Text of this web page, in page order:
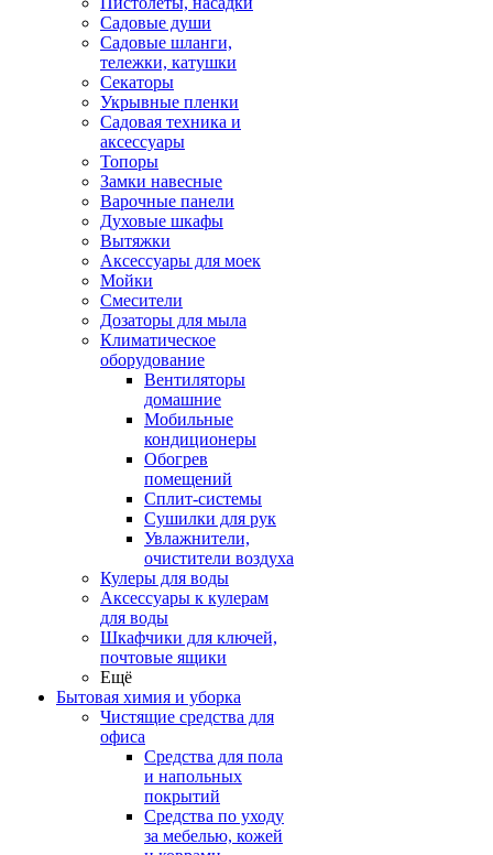
Садовые души
Садовые шланги,
тележки, катушки
Секаторы
Укрывные пленки
Садовая техника и
аксессуары
Топоры
Замки навесные
Варочные панели
Духовые шкафы
Вытяжки
Аксессуары для моек
Мойки
Смесители
Дозаторы для мыла
Климатическое
оборудование
Вентиляторы
домашние
Мобильные
кондиционеры
Обогрев
помещений
Сплит-системы
Сушилки для рук
Увлажнители,
очистители воздуха
Кулеры для воды
Аксессуары к кулерам
для воды
Шкафчики для ключей,
почтовые ящики
Ещё
Бытовая химия и уборка
Чистящие средства для
офиса
Средства для пола
и напольных
покрытий
Средства по уходу
за мебелью, кожей